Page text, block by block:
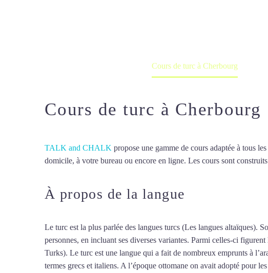
Cours de turc à Cherbourg
Cours de turc à Cherbourg
TALK and CHALK propose une gamme de cours adaptée à tous
domicile, à votre bureau ou encore en ligne. Les cours sont
À propos de la langue
Le turc est la plus parlée des langues turcs (Les langues altaïques).
personnes, en incluant ses diverses variantes. Parmi celles-ci
Turks). Le turc est une langue qui a fait de nombreux emprunts à
termes grecs et italiens. A l’époque ottomane on avait adopté pour